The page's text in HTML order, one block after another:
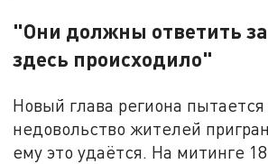
"Они должны ответить за
здесь происходило"
Новый глава региона пытается
недовольство жителей
ему это удаётся. На митинге